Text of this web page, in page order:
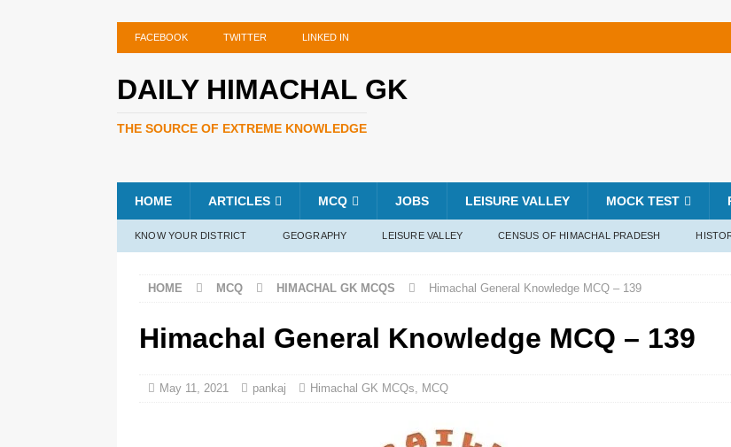
FACEBOOK TWITTER LINKED IN
DAILY HIMACHAL GK
THE SOURCE OF EXTREME KNOWLEDGE
HOME ARTICLES MCQ JOBS LEISURE VALLEY MOCK TEST
KNOW YOUR DISTRICT GEOGRAPHY LEISURE VALLEY CENSUS OF HIMACHAL PRADESH
HOME MCQ HIMACHAL GK MCQS Himachal General Knowledge MCQ – 139
Himachal General Knowledge MCQ – 139
May 11, 2021 pankaj Himachal GK MCQs, MCQ